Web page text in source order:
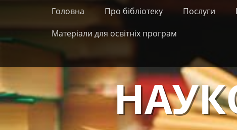
Skip
content
Primary Menu
Головна Про бібліотеку Послуги
Матеріали для освітніх програм